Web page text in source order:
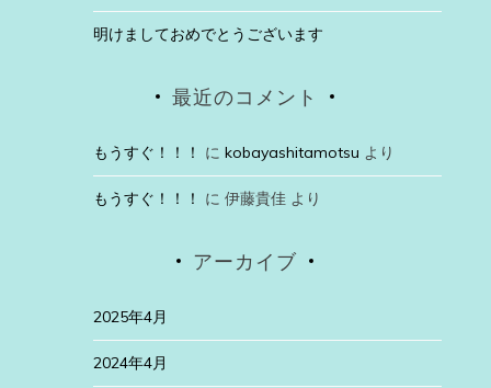
明けましておめでとうございます
最近のコメント
もうすぐ！！！ に kobayashitamotsu より
もうすぐ！！！ に 伊藤貴佳より
アーカイブ
2025年4月
2024年4月